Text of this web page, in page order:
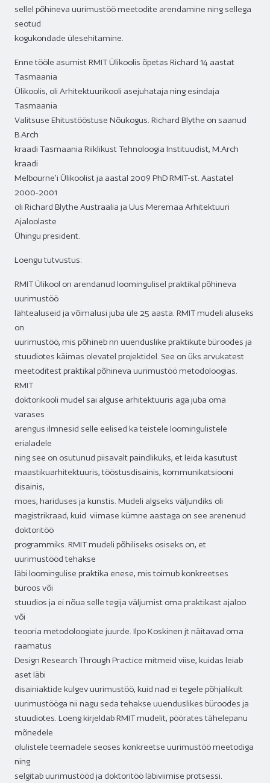
sellel põhineva uurimustöö meetodite arendamine ning sellega
seotud
kogukondade ülesehitamine.
Enne tööle asumist RMIT Ülikoolis õpetas Richard 14 aastat
Tasmaania
Ülikoolis, oli Arhitektuurikooli asejuhataja ning esindaja
Tasmaania
Valitsuse Ehitustööstuse Nõukogus. Richard Blythe on saanud
B.Arch
kraadi Tasmaania Riiklikust Tehnoloogia Instituudist, M.Arch
kraadi
Melbourne’i Ülikoolist ja aastal 2009 PhD RMIT-st. Aastatel
2000-2001
oli Richard Blythe Austraalia ja Uus Meremaa Arhitektuuri
Ajaloolaste
Ühingu president.
Loengu tutvustus:
RMIT Ülikool on arendanud loomingulisel praktikal põhineva
uurimustöö
lähtealuseid ja võimalusi juba üle 25 aasta. RMIT mudeli aluseks
on
uurimustöö, mis põhineb nn uuenduslike praktikute büroodes ja
stuudiotes käimas olevatel projektidel. See on üks arvukatest
meetoditest praktikal põhineva uurimustöö metodoloogias.
RMIT
doktorikooli mudel sai alguse arhitektuuris aga juba oma
varases
arengus ilmnesid selle eelised ka teistele loomingulistele
erialadele
ning see on osutunud piisavalt paindlikuks, et leida kasutust
maastikuarhitektuuris, tööstusdisainis, kommunikatsiooni
disainis,
moes, hariduses ja kunstis. Mudeli algseks väljundiks oli
magistrikraad, kuid viimase kümne aastaga on see arenenud
doktoritöö
programmiks. RMIT mudeli põhiliseks osiseks on, et
uurimustööd tehakse
läbi loomingulise praktika enese, mis toimub konkreetses
büroos või
stuudios ja ei nõua selle tegija väljumist oma praktikast ajaloo
või
teooria metodoloogiate juurde. Ilpo Koskinen jt näitavad oma
raamatus
Design Research Through Practice mitmeid viise, kuidas leiab
aset läbi
disainiaktide kulgev uurimustöö, kuid nad ei tegele põhjalikult
uurimustööga nii nagu seda tehakse uuenduslikes büroodes ja
stuudiotes. Loeng kirjeldab RMIT mudelit, pöörates tähelepanu
mõnedele
olulistele teemadele seoses konkreetse uurimustöö meetodiga
ning
selgitab uurimustööd ja doktoritöö läbiviimise protsessi.